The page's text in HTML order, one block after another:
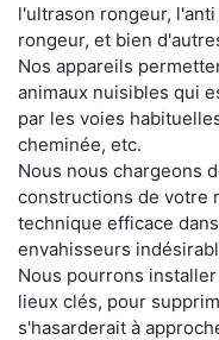
l'ultrason rongeur,
rongeur, et bien
Nos appareils
animaux nuisibles qui
par les voies
cheminée, etc.
Nous nous chargeons
constructions de votre
technique efficace
envahisseurs
Nous pourrons
lieux clés, pour
s'hasarderait à